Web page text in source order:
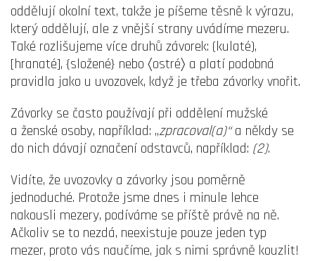
oddělují okolní text, takže je píšeme těsně k výrazu,
který oddělují, ale z vnější strany uvádíme mezeru.
Také rozlišujeme více druhů závorek: (kulaté),
[hranaté], {složené} nebo 〈ostré〉 a platí podobná
pravidla jako u uvozovek, když je třeba závorky vnořit.
Závorky se často používají při oddělení mužské
a ženské osoby, například: „zpracoval(a)“a někdy se
do nich dávají označení odstavců, například: (2).
Vidíte, že uvozovky a závorky jsou poměrně
jednoduché. Protože jsme dnes i minule lehce
nakousli mezery, podíváme se příště právě na ně.
Ačkoliv se to nezdá, neexistuje pouze jeden typ
mezer, proto vás naučíme, jak s nimi správně kouzlit!